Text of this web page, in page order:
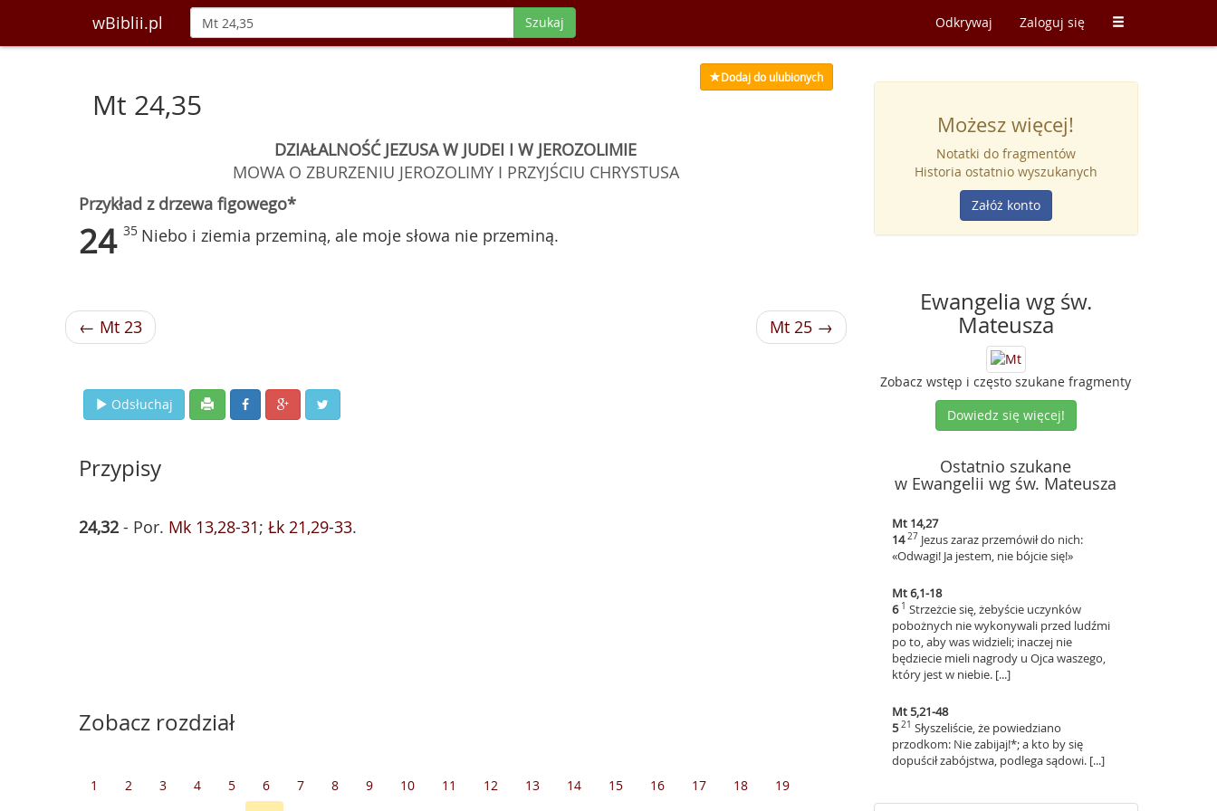
wBiblii.pl Szukaj Odkrywaj Zaloguj się
Dodaj do ulubionych
Mt 24,35
DZIAŁALNOŚĆ JEZUSA W JUDEI I W JEROZOLIMIE
MOWA O ZBURZENIU JEROZOLIMY I PRZYJŚCIU CHRYSTUSA
Przykład z drzewa figowego*
24 35 Niebo i ziemia przeminą, ale moje słowa nie przeminą.
← Mt 23 Mt 25 →
Odsłuchaj
Przypisy
24,32 - Por. Mk 13,28-31; Łk 21,29-33.
Zobacz rozdział
1 2 3 4 5 6 7 8 9 10 11 12 13 14 15 16 17 18
19
Możesz więcej!
Notatki do fragmentów
Historia ostatnio wyszukanych
Załóż konto
Ewangelia wg św.
Mateusza
Zobacz wstęp i często szukane fragmenty
Dowiedz się więcej!
Ostatnio szukane
w Ewangelii wg św. Mateusza
Mt 14,27
1427 Jezus zaraz przemówił do nich:
«Odwagi! Ja jestem, nie bójcie się!»
Mt 6,1-18
61 Strzeżcie się, żebyście uczynków
pobożnych nie wykonywali przed ludźmi
po to, aby was widzieli; inaczej nie
będziecie mieli nagrody u Ojca waszego,
który jest w niebie. [...]
Mt 5,21-48
521 Słyszeliście, że powiedziano
przodkom: Nie zabijaj!*; a kto by się
dopuścił zabójstwa, podlega sądowi. [...]